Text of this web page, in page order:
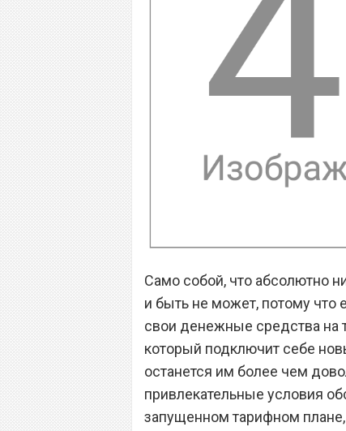
Само собой, что абсолютно
и быть не может, потому что
свои денежные средства на
который подключит себе
останется им более чем
привлекательные условия
запущенном тарифном